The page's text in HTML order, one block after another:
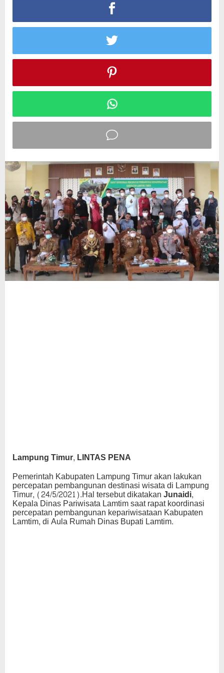
Lampung Timur, LINTAS PENA
Pemerintah Kabupaten Lampung Timur akan lakukan
percepatan pembangunan destinasi wisata di Lampung
Timur, (24/5/2021).Hal tersebut dikatakanJunaidi,
Kepala Dinas Pariwisata Lamtim saat rapat koordinasi
percepatan pembangunan kepariwisataan Kabupaten
Lamtim, di Aula Rumah Dinas Bupati Lamtim.